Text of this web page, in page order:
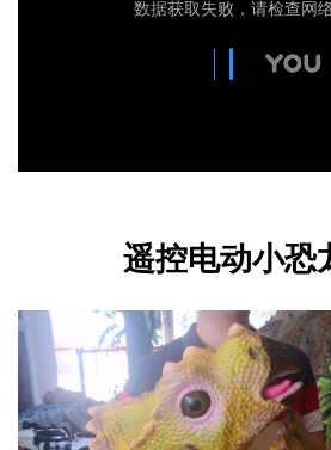
遥控电动小恐